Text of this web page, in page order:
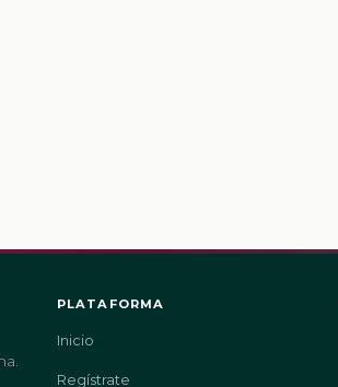
PLATAFORMA
Inicio
Regístrate